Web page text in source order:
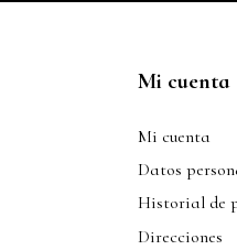
Mi cuenta
Mi cuenta
Datos
Historial de
Direcciones